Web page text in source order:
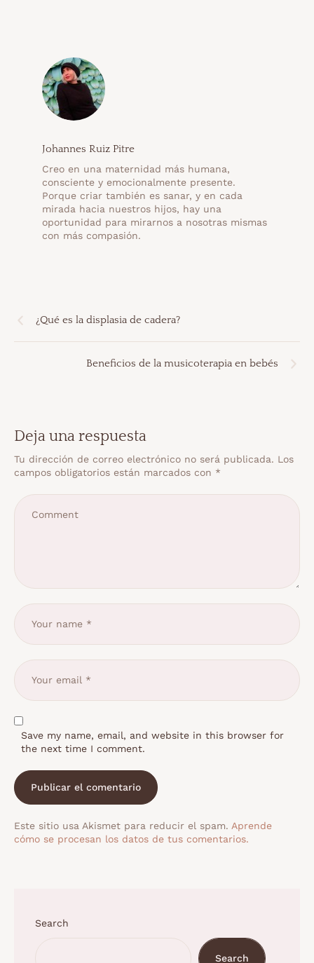
Johannes Ruiz Pitre
Creo en una maternidad más humana,
consciente y emocionalmente presente.
Porque criar también es sanar, y en cada
mirada hacia nuestros hijos, hay una
oportunidad para mirarnos a nosotras mismas
con más compasión.
¿Qué es la displasia de cadera?
Beneficios de la musicoterapia en bebés
Deja una respuesta
Tu dirección de correo electrónico no será publicada. Los
campos obligatorios están marcados con *
Save my name, email, and website in this browser for
the next time I comment.
Este sitio usa Akismet para reducir el spam. Aprende
cómo se procesan los datos de tus comentarios.
Search
Search